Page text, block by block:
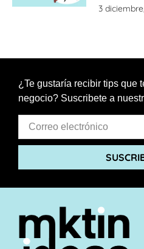
3
¿Te gustaría recibir tips que
negocio? Suscribete a